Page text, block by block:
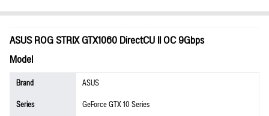
ASUS ROG STRIX GTX1060 DirectCU II OC 9Gbps
Model
Brand
ASUS
Series
GeForce GTX 10 Series